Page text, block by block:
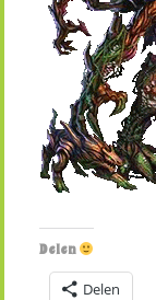
Delen
Delen